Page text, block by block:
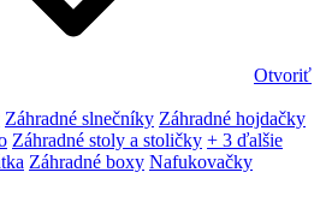
Otvoriť
Záhradné slnečníky Záhradné hojdačky
Záhradné stoly a stoličky + 3 ďalšie
Záhradné boxy Nafukovačky